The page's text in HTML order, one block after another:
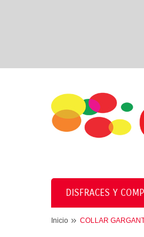
DISFRACES Y
Inicio COLLAR